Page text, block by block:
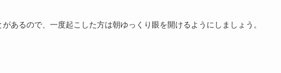
あるので、一度起こした方は朝ゆっくり眼を開けるようにしましょう。